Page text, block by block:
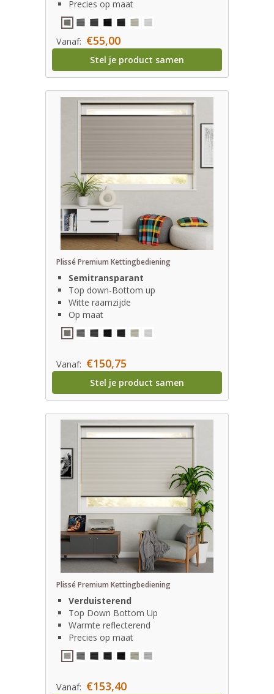
Precies op maat
Vanaf: €55,00
Stel je product samen
Plissé Premium Kettingbediening
Semitransparant
Top down-Bottom up
Witte raamzijde
Op maat
Vanaf: €150,75
Stel je product samen
Plissé Premium Kettingbediening
Verduisterend
Top Down Bottom Up
Warmte reflecterend
Precies op maat
Vanaf: €153,40